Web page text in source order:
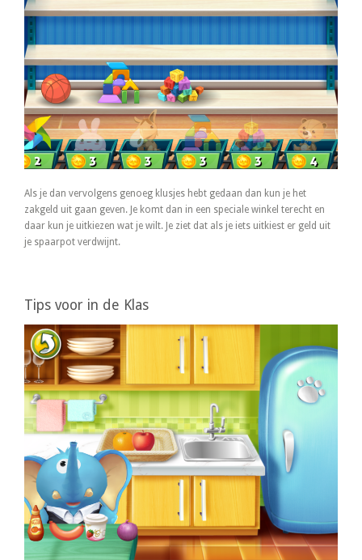
Als je dan vervolgens genoeg klusjes hebt gedaan dan kun je het
zakgeld uit gaan geven. Je komt dan in een speciale winkel terecht en
daar kun je uitkiezen wat je wilt. Je ziet dat als je iets uitkiest er geld uit
je spaarpot verdwijnt.
Tips voor in de Klas